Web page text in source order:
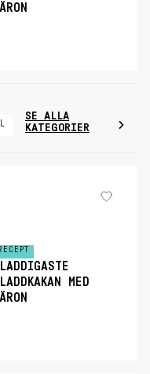
SE ALLA
KATEGORIER
RECEPT
MED